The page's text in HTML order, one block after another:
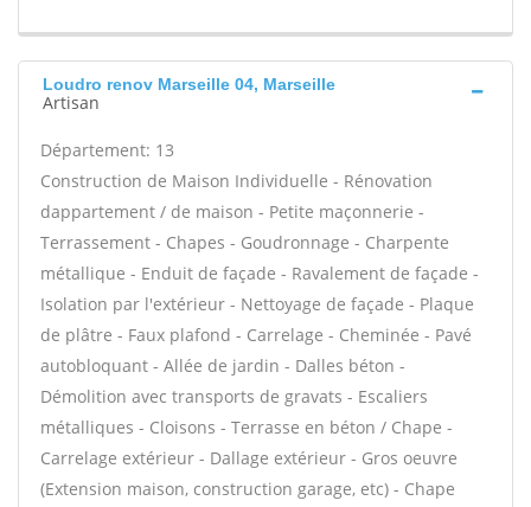
Loudro renov Marseille 04, Marseille
Artisan
Département: 13
Construction de Maison Individuelle - Rénovation
dappartement / de maison - Petite maçonnerie -
Terrassement - Chapes - Goudronnage - Charpente
métallique - Enduit de façade - Ravalement de façade -
Isolation par l'extérieur - Nettoyage de façade - Plaque
de plâtre - Faux plafond - Carrelage - Cheminée - Pavé
autobloquant - Allée de jardin - Dalles béton -
Démolition avec transports de gravats - Escaliers
métalliques - Cloisons - Terrasse en béton / Chape -
Carrelage extérieur - Dallage extérieur - Gros oeuvre
(Extension maison, construction garage, etc) - Chape